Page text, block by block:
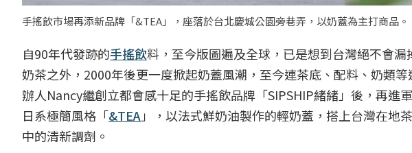
手搖飲市場再添新品牌「&TEA」，座落於台北慶城公園旁巷弄，以奶蓋為主打商品
自90年代發跡的手搖飲料，至今版圖遍及全球，已是想到台灣絕不會
奶茶之外，2000年後更一度掀起奶蓋風潮，至今連茶底、配料、奶類
辦人Nancy繼創立都會感十足的手搖飲品牌「SIPSHIP緒緒」後，再進
日系極簡風格「&TEA」，以法式鮮奶油製作的輕奶蓋，搭上台灣在地
中的清新調劑。